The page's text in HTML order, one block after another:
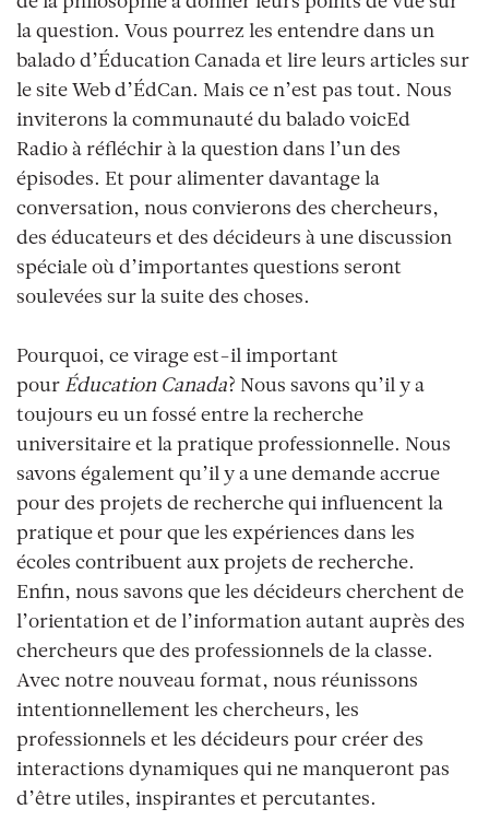
la question. Vous pourrez les entendre dans un
balado d’Éducation Canada et lire leurs articles sur
le site Web d’ÉdCan. Mais ce n’est pas tout. Nous
inviterons la communauté du balado voicEd
Radio à réfléchir à la question dans l’un des
épisodes. Et pour alimenter davantage la
conversation, nous convierons des chercheurs,
des éducateurs et des décideurs à une discussion
spéciale où d’importantes questions seront
soulevées sur la suite des choses.
Pourquoi, ce virage est-il important
pour Éducation Canada? Nous savons qu’il y a
toujours eu un fossé entre la recherche
universitaire et la pratique professionnelle. Nous
savons également qu’il y a une demande accrue
pour des projets de recherche qui influencent la
pratique et pour que les expériences dans les
écoles contribuent aux projets de recherche.
Enfin, nous savons que les décideurs cherchent de
l’orientation et de l’information autant auprès des
chercheurs que des professionnels de la classe.
Avec notre nouveau format, nous réunissons
intentionnellement les chercheurs, les
professionnels et les décideurs pour créer des
interactions dynamiques qui ne manqueront pas
d’être utiles, inspirantes et percutantes.